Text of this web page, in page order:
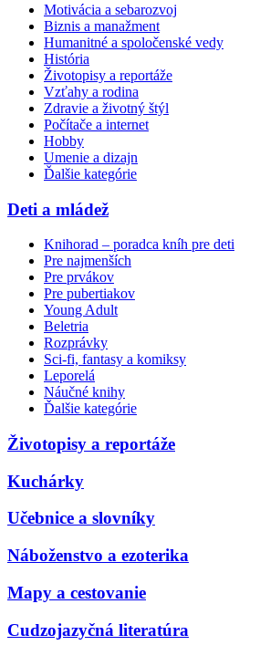
Motivácia a sebarozvoj
Biznis a manažment
Humanitné a spoločenské vedy
História
Životopisy a reportáže
Vzťahy a rodina
Zdravie a životný štýl
Počítače a internet
Hobby
Umenie a dizajn
Ďalšie kategórie
Deti a mládež
Knihorad – poradca kníh pre deti
Pre najmenších
Pre prvákov
Pre pubertiakov
Young Adult
Beletria
Rozprávky
Sci-fi, fantasy a komiksy
Leporelá
Náučné knihy
Ďalšie kategórie
Životopisy a reportáže
Kuchárky
Učebnice a slovníky
Náboženstvo a ezoterika
Mapy a cestovanie
Cudzojazyčná literatúra